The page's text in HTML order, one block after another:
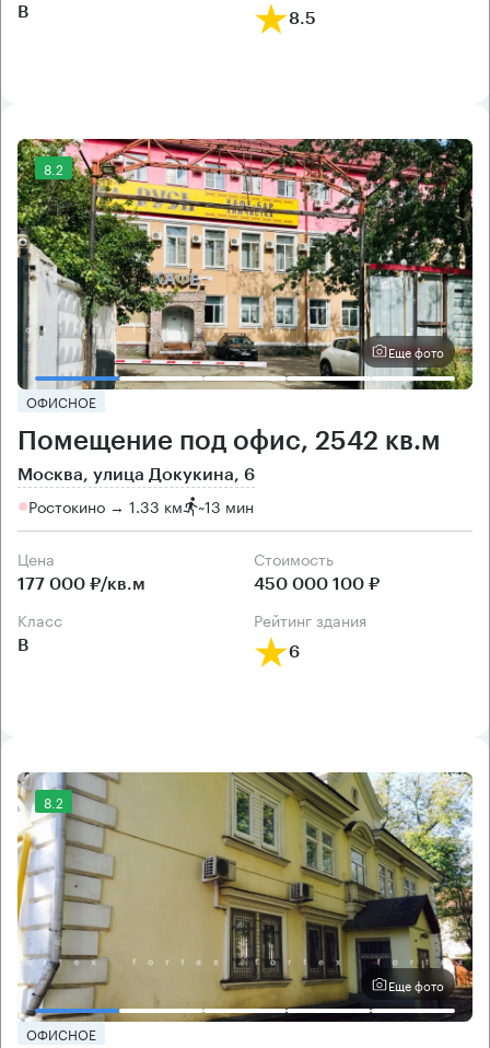
B 8.5
8.2
Еще фото
ОФИСНОЕ
Помещение под офис, 2542 кв.м
Москва, улица Докукина, 6
Ростокино → 1.33 км ~13 мин
Цена
177 000 ₽/кв.м
Cтоимость
450 000 100 ₽
класс
B
рейтинг здания
6
8.2
Еще фото
ОФИСНОЕ